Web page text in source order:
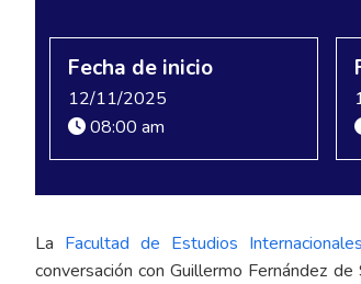
Fecha de inicio
12/11/2025
08:00 am
La Facultad de Estudios
conversación con Guillermo Fernández